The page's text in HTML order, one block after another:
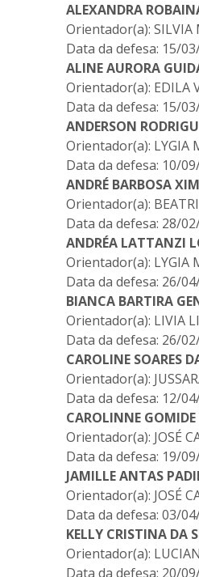
ALEXANDRA
Orientador(a): SILVIA
Data da defesa: 15/
ALINE AURORA
Orientador(a): EDILA
Data da defesa: 15/
ANDERSON
Orientador(a): LYGIA
Data da defesa: 10/
ANDRÉ BARBOSA
Orientador(a):
Data da defesa: 28/
ANDRÉA LATTANZI
Orientador(a): LYGIA
Data da defesa: 26/
BIANCA BARTIRA
Orientador(a): LIVIA
Data da defesa: 26/
CAROLINE SOARES
Orientador(a):
Data da defesa: 12/
CAROLINNE
Orientador(a): JOSÉ
Data da defesa: 19/
JAMILLE ANTAS
Orientador(a): JOSÉ
Data da defesa: 03/
KELLY CRISTINA DA
Orientador(a):
Data da defesa: 20/